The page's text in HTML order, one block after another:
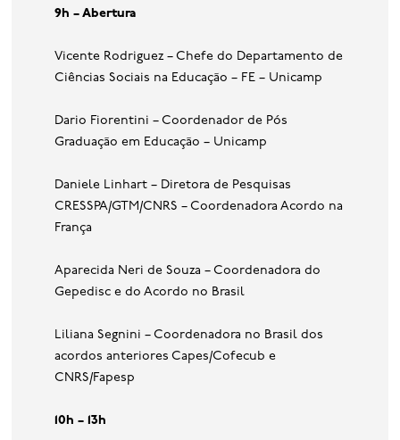
9h – Abertura
Vicente Rodriguez – Chefe do Departamento de
Ciências Sociais na Educação – FE – Unicamp
Dario Fiorentini – Coordenador de Pós
Graduação em Educação – Unicamp
Daniele Linhart – Diretora de Pesquisas
CRESSPA/GTM/CNRS – Coordenadora Acordo na
França
Aparecida Neri de Souza – Coordenadora do
Gepedisc e do Acordo no Brasil
Liliana Segnini – Coordenadora no Brasil dos
acordos anteriores Capes/Cofecub e
CNRS/Fapesp
10h – 13h